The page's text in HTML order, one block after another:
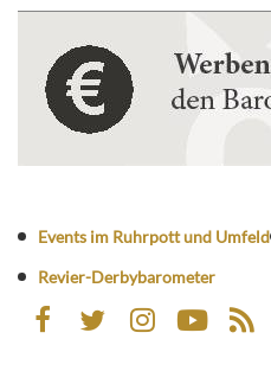
Events im Ruhrpott und Umfeld
Revier-Derbybarometer